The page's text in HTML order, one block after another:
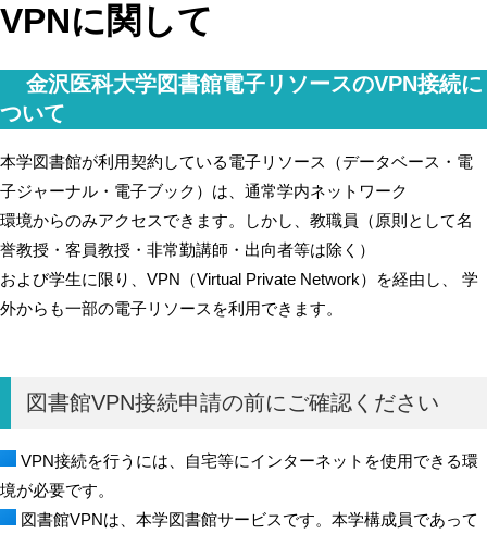
VPNに関して
金沢医科大学図書館電子リソースのVPN接続に
ついて
本学図書館が利用契約している電子リソース（データベース・電
子ジャーナル・電子ブック）は、通常学内ネットワーク
環境からのみアクセスできます。しかし、教職員（原則として名
誉教授・客員教授・非常勤講師・出向者等は除く）
および学生に限り、VPN（Virtual Private Network）を経由し、 学
外からも一部の電子リソースを利用できます。
図書館VPN接続申請の前にご確認ください
VPN接続を行うには、自宅等にインターネットを使用できる環
境が必要です。
図書館VPNは、本学図書館サービスです。本学構成員であって